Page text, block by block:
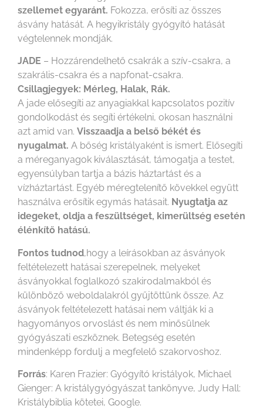
szellemet egyaránt. Fokozza, erősíti az összes
ásvány hatását. A hegyikristály gyógyító hatását
végtelennek mondják.
JADE – Hozzárendelhető csakrák a szív-csakra, a
szakrális-csakra és a napfonat-csakra.
Csillagjegyek: Mérleg, Halak, Rák.
A jade elősegíti az anyagiakkal kapcsolatos pozitív
gondolkodást és segíti értékelni, okosan használni
azt amid van. Visszaadja a belső békét és
nyugalmat. A bőség kristályaként is ismert. Elősegíti
a méreganyagok kiválasztását, támogatja a testet,
egyensúlyban tartja a bázis háztartást és a
vízháztartást. Egyéb méregtelenítő kövekkel együtt
használva erősítik egymás hatásait. Nyugtatja az
idegeket, oldja a feszültséget, kimerültség esetén
élénkítő hatású.
Fontos tudnod,hogy a leírásokban az ásványok
feltételezett hatásai szerepelnek, melyeket
ásványokkal foglalkozó szakirodalmakból és
különböző weboldalakról gyűjtöttünk össze. Az
ásványok feltételezett hatásai nem váltják ki a
hagyományos orvoslást és nem minősülnek
gyógyászati eszköznek. Betegség esetén
mindenképp fordulj a megfelelő szakorvoshoz.
Forrás: Karen Frazier: Gyógyító kristályok, Michael
Gienger: A kristálygyógyászat tankönyve, Judy Hall:
Kristálybiblia kötetei, Google.